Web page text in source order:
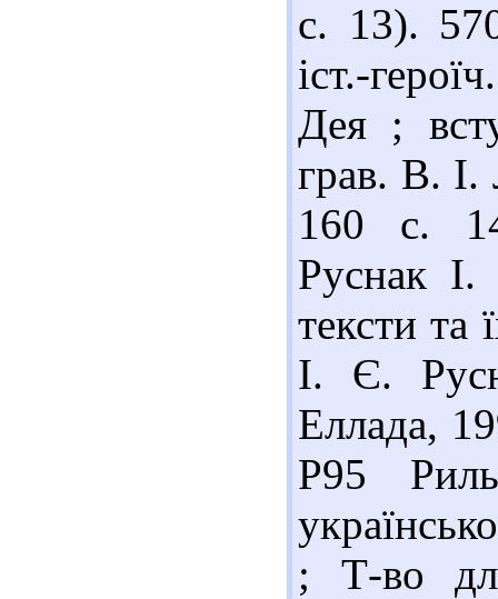
с. 13).
іст.-
Дея ;
грав. В.
160 с.
Руснак
тексти та
І. Є.
Еллада,
Р95
; Т-во